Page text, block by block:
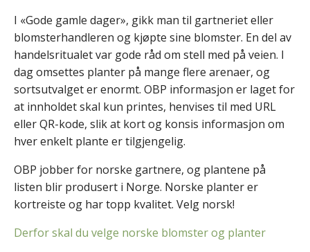
I «Gode gamle dager», gikk man til gartneriet eller
blomsterhandleren og kjøpte sine blomster. En del av
handelsritualet var gode råd om stell med på veien. I
dag omsettes planter på mange flere arenaer, og
sortsutvalget er enormt. OBP informasjon er laget for
at innholdet skal kun printes, henvises til med URL
eller QR-kode, slik at kort og konsis informasjon om
hver enkelt plante er tilgjengelig.
OBP jobber for norske gartnere, og plantene på
listen blir produsert i Norge. Norske planter er
kortreiste og har topp kvalitet. Velg norsk!
Derfor skal du velge norske blomster og planter